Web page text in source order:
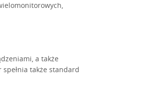
a także
także standard